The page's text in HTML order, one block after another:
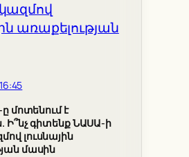
մոտենում է
Ի՞նչ գիտենք ՆԱՍԱ-ի
լուսնային
մասին